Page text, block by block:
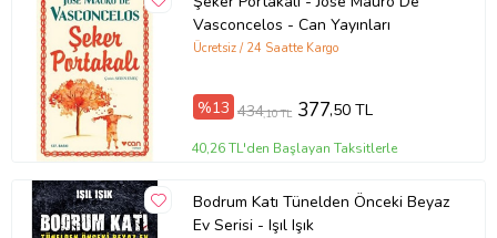
Vasconcelos - Can Yayınları
Ücretsiz / 24 Saatte Kargo
%13 434,10 TL 377,50 TL
40,26 TL'den Başlayan Taksitlerle
Bodrum Katı Tünelden Önceki Beyaz
Ev Serisi - Işıl Işık